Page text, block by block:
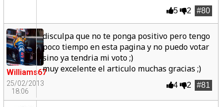
#80
5 2
Williams67
25/02/2013
18:06
disculpa que no te ponga positivo pero tengo
poco tiempo en esta pagina y no puedo votar
sino ya tendria mi voto ;)
muy excelente el articulo muchas gracias ;)
#81
4 2